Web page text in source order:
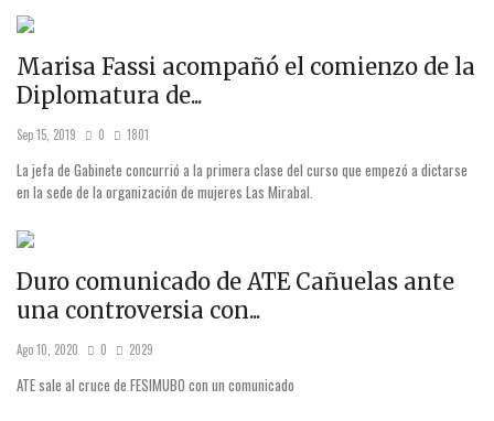
Marisa Fassi acompañó el comienzo de la
Diplomatura de...
Sep 15, 2019 0 1801
La jefa de Gabinete concurrió a la primera clase del curso que empezó a dictarse
en la sede de la organización de mujeres Las Mirabal.
Duro comunicado de ATE Cañuelas ante
una controversia con...
Ago 10, 2020 0 2029
ATE sale al cruce de FESIMUBO con un comunicado